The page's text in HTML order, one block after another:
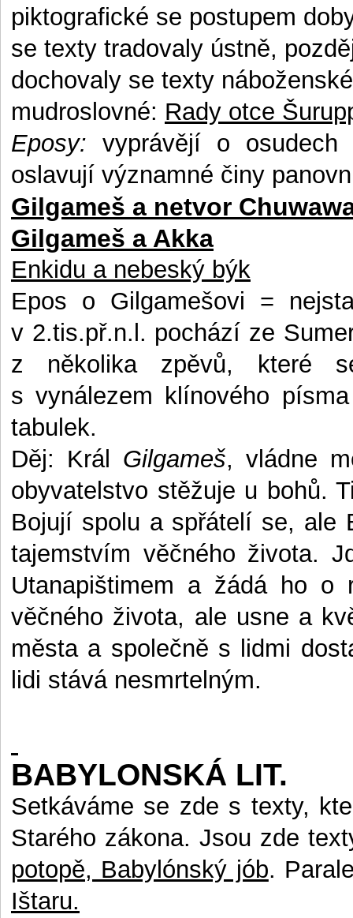
piktografické se postupem
se texty tradovaly ústně,
dochovaly se texty
mudroslovné: Rady otce
Eposy: vyprávějí o
oslavují významné činy
Gilgameš a netvor
Gilgameš a Akka
Enkidu a nebeský býk
Epos o Gilgamešovi =
v 2.tis.př.n.l. pochází ze
z několika zpěvů, které
s vynálezem klínového
tabulek.
Děj: Král Gilgameš, vládne
obyvatelstvo stěžuje u bohů.
Bojují spolu a spřátelí se, ale
tajemstvím věčného života.
Utanapištimem a žádá ho
věčného života, ale usne a
města a společně s lidmi
lidi stává nesmrtelným.
BABYLONSKÁ LIT.
Setkáváme se zde s texty,
Starého zákona. Jsou zde
potopě, Babylónský jób.
Ištaru.